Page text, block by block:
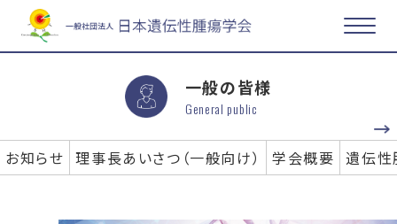
一般の皆様
General public
お知らせ 理事長あいさつ（一般向け） 学会概要 遺伝性